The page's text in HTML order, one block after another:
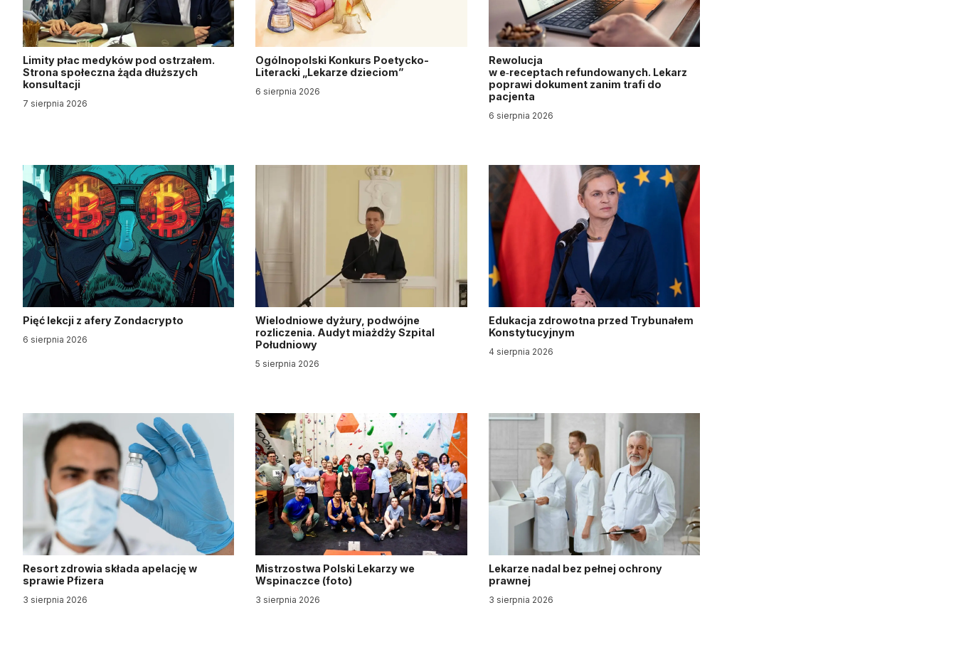
Limity płac medyków pod ostrzałem.
Strona społeczna żąda dłuższych
konsultacji
7 sierpnia 2026
Ogólnopolski Konkurs Poetycko-
Literacki „Lekarze dzieciom”
6 sierpnia 2026
Rewolucja
w e‑receptach refundowanych. Lekarz
poprawi dokument zanim trafi do
pacjenta
6 sierpnia 2026
Pięć lekcji z afery Zondacrypto
6 sierpnia 2026
Wielodniowe dyżury, podwójne
rozliczenia. Audyt miażdży Szpital
Południowy
5 sierpnia 2026
Edukacja zdrowotna przed Trybunałem
Konstytucyjnym
4 sierpnia 2026
Resort zdrowia składa apelację w
sprawie Pfizera
3 sierpnia 2026
Mistrzostwa Polski Lekarzy we
Wspinaczce (foto)
3 sierpnia 2026
Lekarze nadal bez pełnej ochrony
prawnej
3 sierpnia 2026